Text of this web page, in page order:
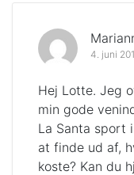
4. juni
Hej Lotte. Jeg
min gode
La Santa sport
at finde ud af,
koste? Kan du